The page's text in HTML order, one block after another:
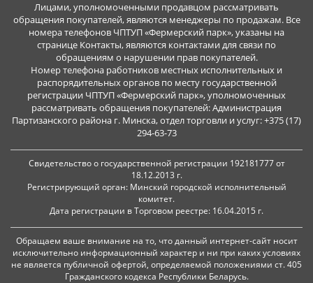
Лицами, уполномоченными продавцом рассматривать
обращения покупателей, являются менеджеры по продажам. Все
номера телефонов ЧПТУП «Фермерский парк», указаны на
странице Контакты, являются контактами для связи по
обращениям о нарушении прав покупателей.
Номер телефона работников местных исполнительных и
распорядительных органов по месту государственной
регистрации ЧПТУП «Фермерский парк», уполномоченных
рассматривать обращения покупателей: Администрация
Партизанского района г. Минска, отдел торговли и услуг: +375 (17)
294-63-73
Свидетельство о государственной регистрации 192181777 от
18.12.2013 г.
Регистрирующий орган: Минский городской исполнительный
комитет.
Дата регистрации в Торговом реестре: 16.04.2015 г.
Обращаем ваше внимание на то, что данный интернет-сайт носит
исключительно информационный характер и ни при каких условиях
не является публичной офертой, определяемой положениями ст. 405
Гражданского кодекса Республики Беларусь.